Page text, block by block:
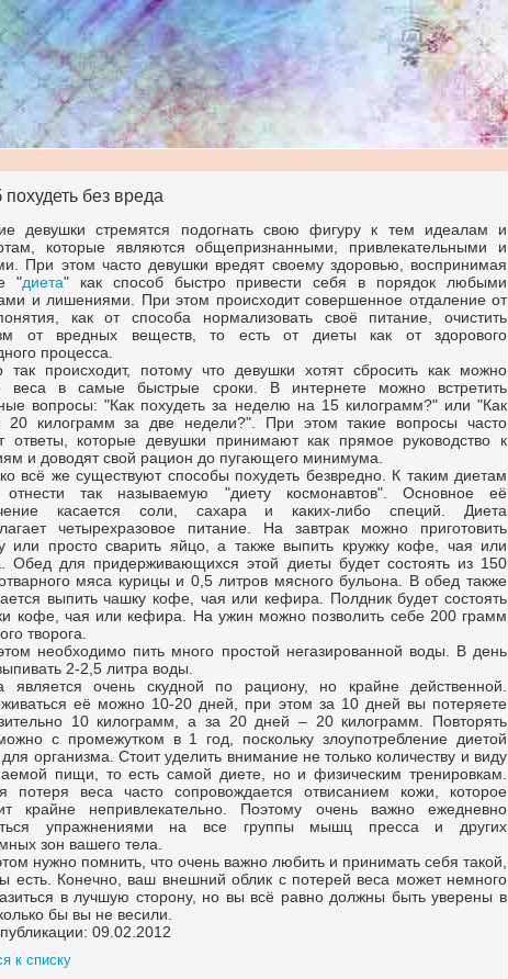
без вреда
девушки стремятся подогнать свою фигуру к тем идеалам и
которые являются общепризнанными, привлекательными и
При этом часто девушки вредят своему здоровью, воспринимая
"диета" как способ быстро привести себя в порядок любыми
и лишениями. При этом происходит совершенное отдаление от
как от способа нормализовать своё питание, очистить
от вредных веществ, то есть от диеты как от здорового
процесса.
так происходит, потому что девушки хотят сбросить как можно
веса в самые быстрые сроки. В интернете можно встретить
вопросы: "Как похудеть за неделю на 15 килограмм?" или "Как
20 килограмм за две недели?". При этом такие вопросы часто
ответы, которые девушки принимают как прямое руководство к
и доводят свой рацион до пугающего минимума.
всё же существуют способы похудеть безвредно. К таким диетам
так называемую "диету космонавтов". Основное её
касается соли, сахара и каких-либо специй. Диета
четырехразовое питание. На завтрак можно приготовить
или просто сварить яйцо, а также выпить кружку кофе, чая или
Обед для придерживающихся этой диеты будет состоять из 150
мяса курицы и 0,5 литров мясного бульона. В обед также
выпить чашку кофе, чая или кефира. Полдник будет состоять
кофе, чая или кефира. На ужин можно позволить себе 200 грамм
творога.
необходимо пить много простой негазированной воды. В день
2-2,5 литра воды.
является очень скудной по рациону, но крайне действенной.
её можно 10-20 дней, при этом за 10 дней вы потеряете
10 килограмм, а за 20 дней – 20 килограмм. Повторять
с промежутком в 1 год, поскольку злоупотребление диетой
организма. Стоит уделить внимание не только количеству и виду
пищи, то есть самой диете, но и физическим тренировкам.
потеря веса часто сопровождается отвисанием кожи, которое
крайне непривлекательно. Поэтому очень важно ежедневно
упражнениями на все группы мышц пресса и других
зон вашего тела.
нужно помнить, что очень важно любить и принимать себя такой,
есть. Конечно, ваш внешний облик с потерей веса может немного
в лучшую сторону, но вы всё равно должны быть уверены в
бы вы не весили.
09.02.2012
к списку